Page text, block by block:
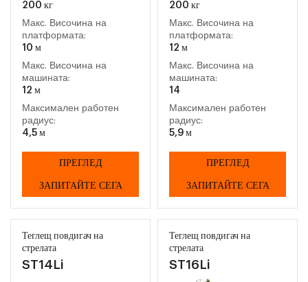
200 кг
Макс. Височина на
платформата:
10 м
Макс. Височина на
машината:
12 м
Максимален работен
радиус:
4,5 м
ПРЕГЛЕД
ЗАПИТАЙТЕ СЕГА
200 кг
Макс. Височина на
платформата:
12 м
Макс. Височина на
машината:
14
Максимален работен
радиус:
5,9 м
ПРЕГЛЕД
ЗАПИТАЙТЕ СЕГА
Теглещ повдигач на
стрелата
ST14Li
Теглещ повдигач на
стрелата
ST16Li